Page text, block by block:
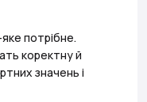
потрібне.
коректну й
значень і